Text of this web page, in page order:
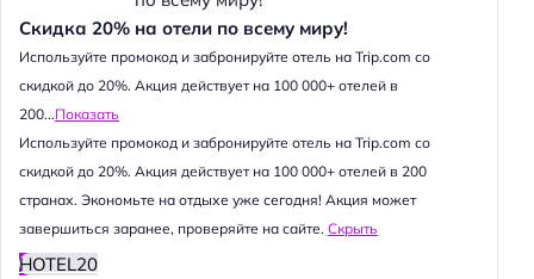
Скидка 20% на отели по всему миру!
Используйте промокод и забронируйте отель на Trip.com со
скидкой до 20%. Акция действует на 100 000+ отелей в
200...Показать
Используйте промокод и забронируйте отель на Trip.com со
скидкой до 20%. Акция действует на 100 000+ отелей в 200
странах. Экономьте на отдыхе уже сегодня! Акция может
завершиться заранее, проверяйте на сайте. Скрыть
HOTEL20